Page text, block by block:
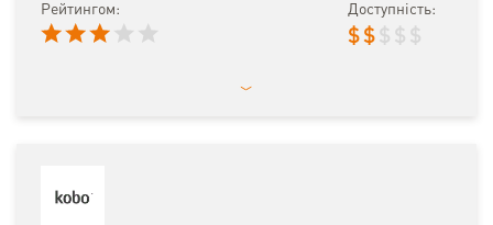
Рейтингом: Доступність:
$ $ $ $ $